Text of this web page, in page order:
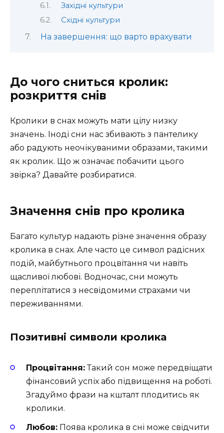
Західні культури
Східні культури
На завершення: що варто врахувати
До чого сниться кролик:
розкриття снів
Кролики в снах можуть мати цілу низку
значень. Іноді сни нас збивають з пантелику
або радують неочікуваними образами, такими
як кролик. Що ж означає побачити цього
звірка? Давайте розбиратися.
Значення снів про кролика
Багато культур надають різне значення образу
кролика в снах. Але часто це символ радісних
подій, майбутнього процвітання чи навіть
щасливої любові. Водночас, сни можуть
переплітатися з несвідомими страхами чи
переживаннями.
Позитивні символи кролика
Процвітання:Такий сон може передвіщати
фінансовий успіх або підвищення на роботі.
Згадуймо фрази на кшталт плодитись як
кролики.
Любов: Поява кролика в сні може свідчити